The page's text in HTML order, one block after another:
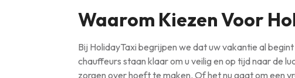
Waarom Kiezen Voor
Bij HolidayTaxi begrijpen we dat uw vakantie al
chauffeurs staan klaar om u veilig en op tijd naar de
zorgen over hoeft te maken. Of het nu gaat om een